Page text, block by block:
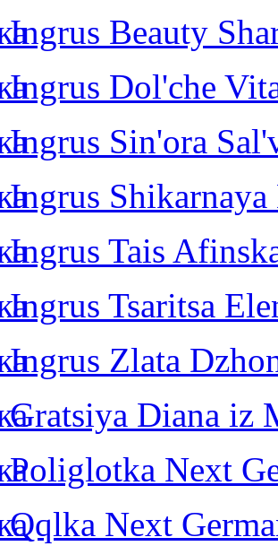
Ingrus Beauty
Ingrus Dol'che
Ingrus Sin'ora
Ingrus Shikarnaya
Ingrus Tais
Ingrus Tsaritsa
Ingrus Zlata
Gratsiya Diana iz
Poliglotka Next
Qqlka Next